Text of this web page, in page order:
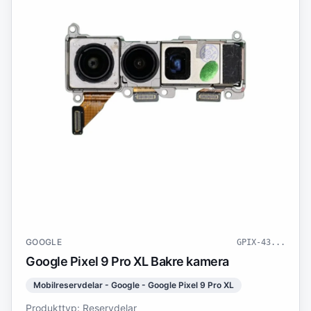
GOOGLE GPIX-43 ...
Google Pixel 9 Pro XL Bakre kamera
Mobilreservdelar - Google - Google Pixel 9 Pro XL
Produkttyp: Reservdelar